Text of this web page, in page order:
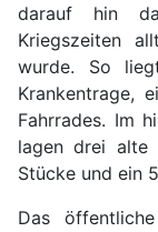
darauf hin
Kriegszeiten
wurde. So
Krankentrage,
Fahrrades. Im
lagen drei alte
Stücke und ein
Das